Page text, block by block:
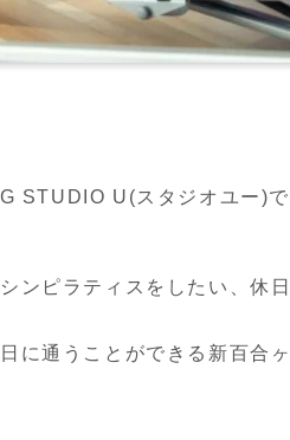
STUDIO U(スタジオユー)で
ンピラティスをしたい、休
に通うことができる新百合